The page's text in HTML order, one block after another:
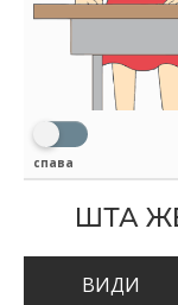
спава
ШТА
ВИДИ